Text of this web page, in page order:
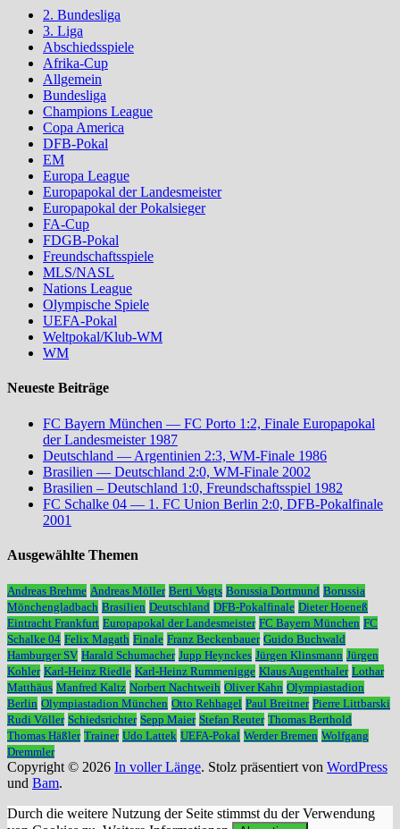
2. Bundesliga
3. Liga
Abschiedsspiele
Afrika-Cup
Allgemein
Bundesliga
Champions League
Copa America
DFB-Pokal
EM
Europa League
Europapokal der Landesmeister
Europapokal der Pokalsieger
FA-Cup
FDGB-Pokal
Freundschaftsspiele
MLS/NASL
Nations League
Olympische Spiele
UEFA-Pokal
Weltpokal/Klub-WM
WM
Neueste Beiträge
FC Bayern München — FC Porto 1:2, Finale Europapokal
der Landesmeister 1987
Deutschland — Argentinien 2:3, WM-Finale 1986
Brasilien — Deutschland 2:0, WM-Finale 2002
Brasilien – Deutschland 1:0, Freundschaftsspiel 1982
FC Schalke 04 — 1. FC Union Berlin 2:0, DFB-Pokalfinale
2001
Ausgewählte Themen
Andreas Brehme Andreas Möller Berti Vogts Borussia Dortmund Borussia
Mönchengladbach Brasilien Deutschland DFB-Pokalfinale Dieter Hoeneß
Eintracht Frankfurt Europapokal der Landesmeister FC Bayern München FC
Schalke 04 Felix Magath Finale Franz Beckenbauer Guido Buchwald
Hamburger SV Harald Schumacher Jupp Heynckes Jürgen Klinsmann Jürgen
Kohler Karl-Heinz Riedle Karl-Heinz Rummenigge Klaus Augenthaler Lothar
Matthäus Manfred Kaltz Norbert Nachtweih Oliver Kahn Olympiastadion
Berlin Olympiastadion München Otto Rehhagel Paul Breitner Pierre Littbarski
Rudi Völler Schiedsrichter Sepp Maier Stefan Reuter Thomas Berthold
Thomas Häßler Trainer Udo Lattek UEFA-Pokal Werder Bremen Wolfgang
Dremmler
Copyright © 2026 In voller Länge. Stolz präsentiert von WordPress
und Bam.
Durch die weitere Nutzung der Seite stimmst du der Verwendung